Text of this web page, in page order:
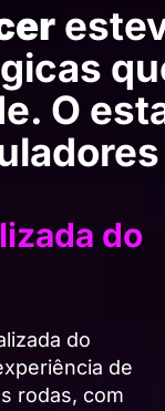
O
do
do
de
rodas, com